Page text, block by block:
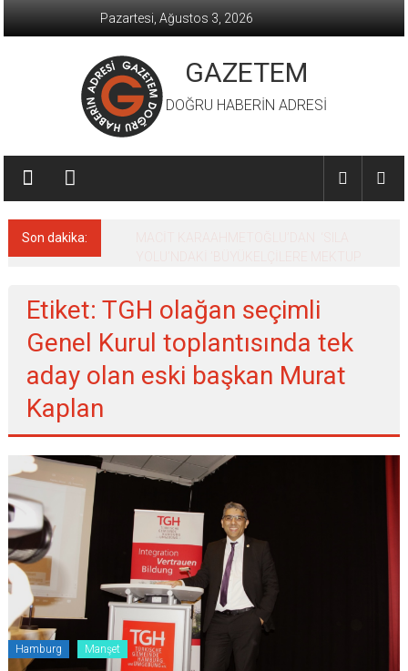
Pazartesi, Ağustos 3, 2026
GAZETEM
DOĞRU HABERİN ADRESİ
Son dakika:
Etiket: TGH olağan seçimli
Genel Kurul toplantısında tek
aday olan eski başkan Murat
Kaplan
Hamburg Manşet